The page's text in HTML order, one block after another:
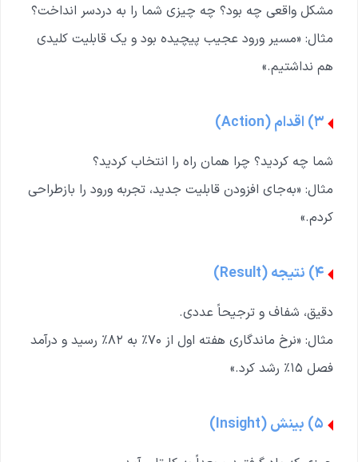
مشکل واقعی چه بود؟ چه چیزی شما را به دردسر انداخت؟
مثال: «مسیر ورود عجیب پیچیده بود و یک قابلیت کلیدی
هم نداشتیم.»
۳) اقدام (Action)
شما چه کردید؟ چرا همان راه را انتخاب کردید؟
مثال: «به‌جای افزودن قابلیت جدید، تجربه ورود را بازطراحی
کردم.»
۴) نتیجه (Result)
دقیق، شفاف و ترجیحاً عددی.
مثال: «نرخ ماندگاری هفته اول از ۷۰٪ به ۸۲٪ رسید و درآمد
فصل ۱۵٪ رشد کرد.»
۵) بینش (Insight)